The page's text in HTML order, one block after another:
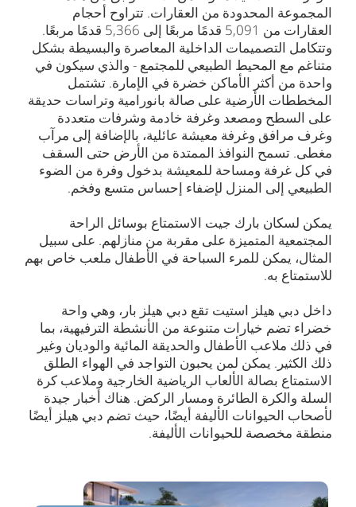
المجموعة المحدودة من العقارات. تتراوح أحجام
العقارات من 5,091 قدمًا مربعًا إلى 5,366 قدمًا مربعًا.
وتتكامل التصميمات الداخلية المعاصرة والبسيطة بشكل
متناغم مع المحيط الطبيعي للمجتمع - والذي سيكون في
واحدة من أكثر الأماكن خضرة في الإمارة. تشتمل
المخططات الأرضية على صالة بانورامية وتراسات حديقة
على السطح ومصعد وغرفة خادمة وشرفات متعددة
وغرف مرافق وغرفة معيشة عائلية، بالإضافة إلى مرآب
مغطى. تسمح النوافذ الممتدة من الأرض حتى السقف
في كل غرفة ومساحة للمعيشة بدخول وفرة من الضوء
الطبيعي إلى المنزل لإضفاء إحساس متسع وفخم.
يمكن لسكان بارك جيت الاستمتاع بوسائل الراحة
المجتمعية المتميزة على مقربة من منازلهم. على سبيل
المثال، يمكن للمرء السباحة في الأطفال ملعب خاص بهم
للاستمتاع به.
داخل دبي هيلز استيت تقع دبي هيلز بار، وهي واحة
خضراء تضم خيارات متنوعة من الأنشطة الترفيهية، بما
في ذلك ملاعب الأطفال والحديقة المائية والوديان وغير
ذلك الكثير. يمكن لمن يحبون التواجد في الهواء الطلق
الاستمتاع بصالة الألعاب الرياضية الخارجية وملاعب كرة
السلة والكرة الطائرة ومسار الركض. هناك أخبار جيدة
لأصحاب الحيوانات الأليفة أيضًا، حيث تضم دبي هيلز أيضًا
منطقة مخصصة للحيوانات الأليفة.